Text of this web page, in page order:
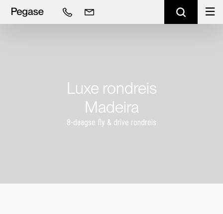
Luxe rondreis
Madeira
8-daagse fly & drive rondreis